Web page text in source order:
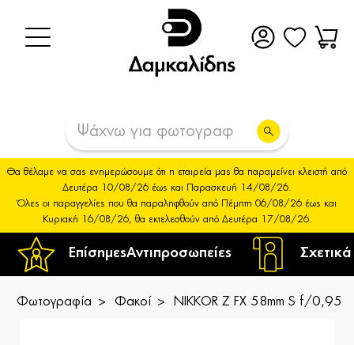
ΕπίσημεςΑντιπροσωπείες
Θα θέλαμε να σας ενημερώσουμε ότι η εταιρεία μας θα παραμείνει κλειστή από
Δευτέρα 10/08/26 έως και Παρασκευή 14/08/26.
Όλες οι παραγγελίες που θα παραληφθούν από Πέμπτη 06/08/26 έως και
Κυριακή 16/08/26, θα εκτελεσθούν από Δευτέρα 17/08/26.
Φωτογραφία Φακοί NIKKOR Z FX 58mm S f/0,95